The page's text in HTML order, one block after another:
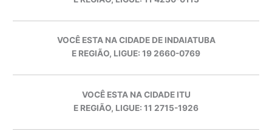
VOCÊ ESTA NA CIDADE DE INDAIATUBA
E REGIÃO, LIGUE: 19 2660-0769
VOCÊ ESTA NA CIDADE ITU
E REGIÃO, LIGUE: 11 2715-1926